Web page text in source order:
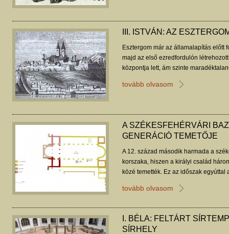
III. ISTVÁN: AZ
Esztergom már az államalapítás előtt
majd az első ezredfordulón
központja lett, ám szinte
tovább olvasom
A SZÉKESFEHÉRVÁRI
GENERÁCIÓ TEMETŐJE
A 12. század második harmada a
korszaka, hiszen a királyi család
közé temették. Ez az időszak
tovább olvasom
I. BÉLA: FELTÁRT
SÍRHELY